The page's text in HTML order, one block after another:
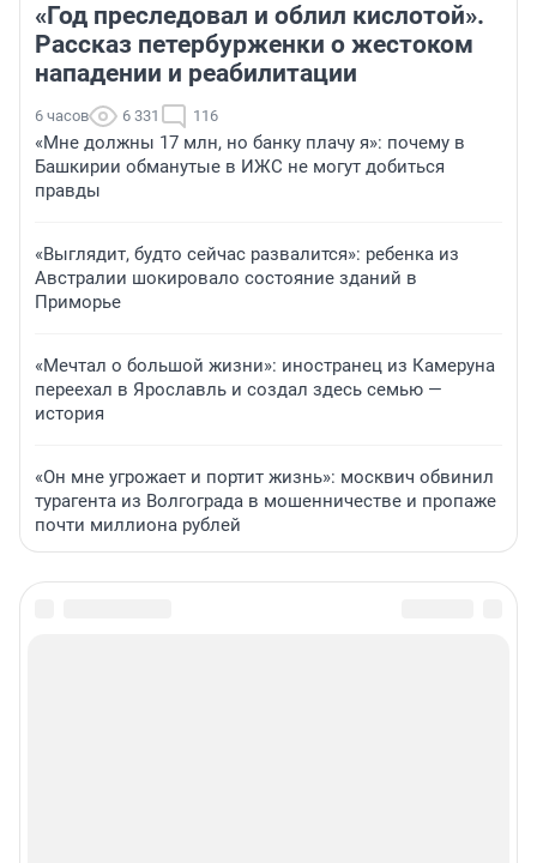
«Год преследовал и облил кислотой».
Рассказ петербурженки о жестоком
нападении и реабилитации
6 часов 6 331 116
«Мне должны 17 млн, но банку плачу я»: почему в
Башкирии обманутые в ИЖС не могут добиться
правды
«Выглядит, будто сейчас развалится»: ребенка из
Австралии шокировало состояние зданий в
Приморье
«Мечтал о большой жизни»: иностранец из Камеруна
переехал в Ярославль и создал здесь семью —
история
«Он мне угрожает и портит жизнь»: москвич обвинил
турагента из Волгограда в мошенничестве и пропаже
почти миллиона рублей